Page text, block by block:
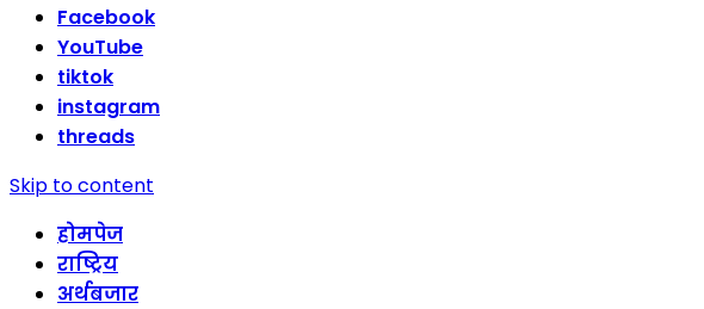
Facebook
YouTube
tiktok
instagram
threads
Skip to content
होमपेज
राष्ट्रिय
अर्थबजार